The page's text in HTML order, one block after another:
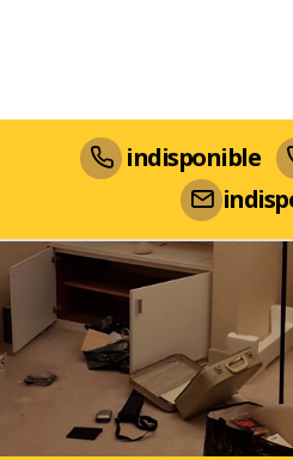
indisponible